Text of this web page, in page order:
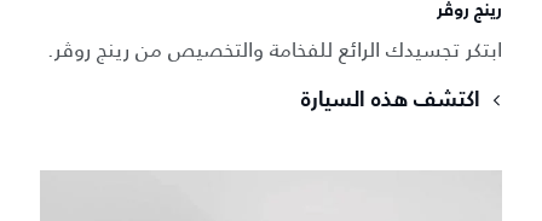
رينج روڤر
ابتكر تجسيدك الرائع للفخامة والتخصيص من رينج روڤر.
اكتشف هذه السيارة